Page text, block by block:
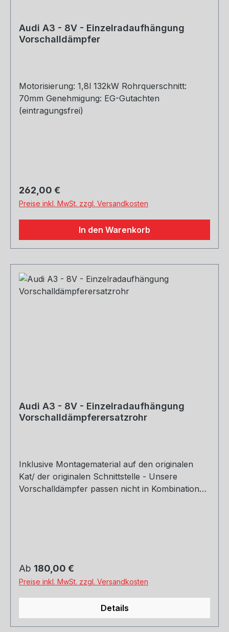
Audi A3 - 8V - Einzelradaufhängung
Vorschalldämpfer
Motorisierung: 1,8l 132kW Rohrquerschnitt:
70mm Genehmigung: EG-Gutachten
(eintragungsfrei)
Regulärer Preis:
262,00 €
Preise inkl. MwSt. zzgl. Versandkosten
In den Warenkorb
Audi A3 - 8V - Einzelradaufhängung
Vorschalldämpferersatzrohr
Inklusive Montagematerial auf den originalen
Kat/ der originalen Schnittstelle - Unsere
Vorschalldämpfer passen nicht in Kombination
für die Nutzung im öffentlichen Straßenverkehr
zulässig - Einsatz nur für Rennsportzwecke!
Rohrquerschnitt: 70mm Genehmigung: ohne
Gutachten (nicht im Bereich der StVZO
Regulärer Preis:
Ab 180,00 €
Preise inkl. MwSt. zzgl. Versandkosten
Details